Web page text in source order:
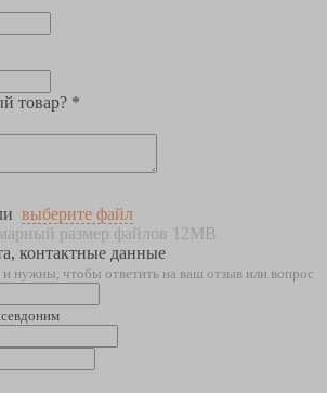
товар? *
выберите файл
размер файлов 12MB
контактные данные
нужны, чтобы ответить на ваш отзыв или вопрос